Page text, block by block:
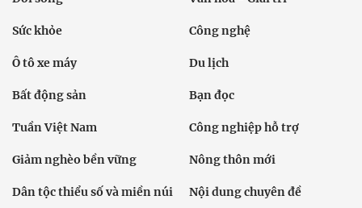
Sức khỏe Công nghệ
Ô tô xe máy Du lịch
Bất động sản Bạn đọc
Tuần Việt Nam Công nghiệp hỗ trợ
Giảm nghèo bền vững Nông thôn mới
Dân tộc thiểu số và miền núi Nội dung chuyên đề